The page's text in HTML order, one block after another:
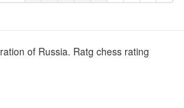
of Russia. Ratg chess rating